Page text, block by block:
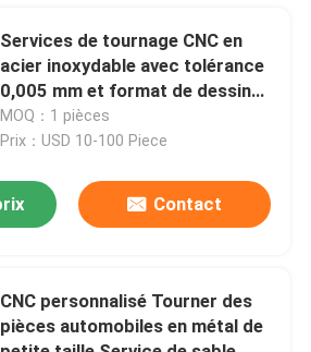
Services de tournage CNC en
acier inoxydable avec tolérance
0,005 mm et format de dessin
STEP/IGS
MOQ：1 pièces
Prix：USD 10-100 Piece
Contact
CNC personnalisé Tourner des
pièces automobiles en métal de